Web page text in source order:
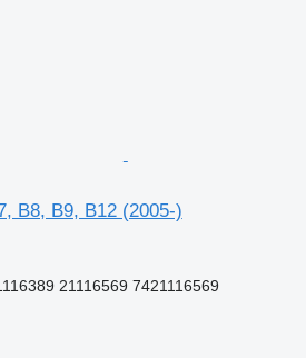
B8, B9, B12 (2005-)
21116569 7421116569